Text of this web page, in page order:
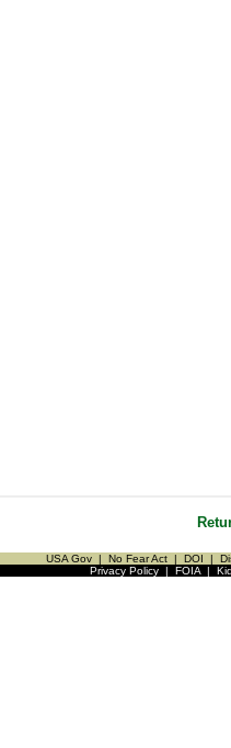
USA Gov | No Fear Act | DOI |
Privacy Policy| FOIA|